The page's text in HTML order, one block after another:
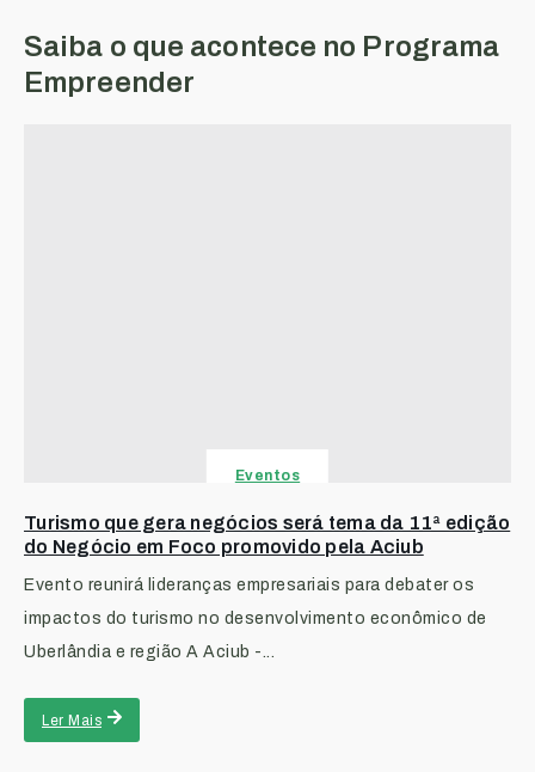
Saiba o que acontece no Programa
Empreender
Eventos
Turismo que gera negócios será tema da 11ª edição
do Negócio em Foco promovido pela Aciub
Evento reunirá lideranças empresariais para debater os
impactos do turismo no desenvolvimento econômico de
Uberlândia e região A Aciub -...
Ler Mais